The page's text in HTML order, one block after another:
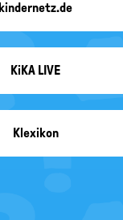
kindernetz.de
KiKA LIVE
Klexikon